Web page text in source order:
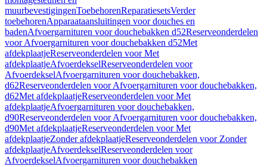
muurbevestigingenToebehorenReparatiesetsVerder
toebehorenApparaataansluitingen voor douches en
badenAfvoergarnituren voor douchebakken d52Reserveonderdelen
voor Afvoergarnituren voor douchebakken d52Met
afdekplaatjeReserveonderdelen voor Met
afdekplaatjeAfvoerdekselReserveonderdelen voor
AfvoerdekselAfvoergarnituren voor douchebakken,
d62Reserveonderdelen voor Afvoergarnituren voor douchebakken,
d62Met afdekplaatjeReserveonderdelen voor Met
afdekplaatjeAfvoergarnituren voor douchebakken,
d90Reserveonderdelen voor Afvoergarnituren voor douchebakken,
d90Met afdekplaatjeReserveonderdelen voor Met
afdekplaatjeZonder afdekplaatjeReserveonderdelen voor Zonder
afdekplaatjeAfvoerdekselReserveonderdelen voor
AfvoerdekselAfvoergarnituren voor douchebakken